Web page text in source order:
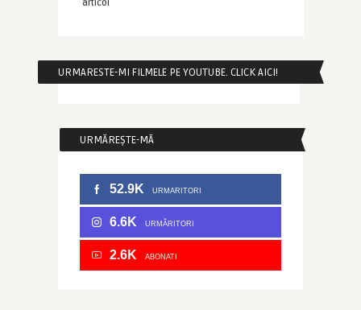
articol
URMARESTE-MI FILMELE PE YOUTUBE. CLICK AICI!
URMĂREȘTE-MĂ
52.9K URMARITORI
6.6K URMĂRITORI
2.6K ABONATI